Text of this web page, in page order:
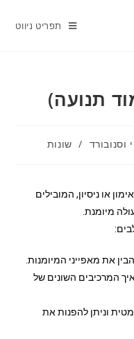
תפריט ניווט
תנועה)
וסנובורד / שונות
או ניסיון, המובילים
מיומנת.
את מאפייני המיומנות.
המרכיבים השונים של
וניתן להפנות את